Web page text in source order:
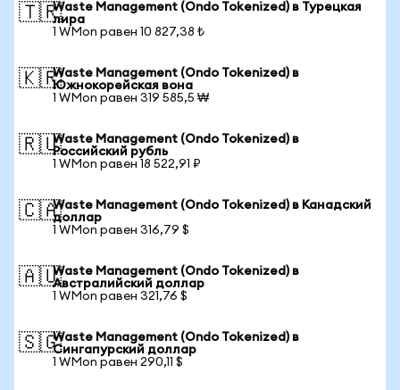
🇹🇷Waste Management (Ondo Tokenized) в Турецкая
лира
1 WMon равен 10 827,38 ₺
🇰🇷Waste Management (Ondo Tokenized) в
Южнокорейская вона
1 WMon равен 319 585,5 ₩
🇷🇺Waste Management (Ondo Tokenized) в
Российский рубль
1 WMon равен 18 522,91 ₽
🇨🇦Waste Management (Ondo Tokenized) в Канадский
доллар
1 WMon равен 316,79 $
🇦🇺Waste Management (Ondo Tokenized) в
Австралийский доллар
1 WMon равен 321,76 $
🇸🇬Waste Management (Ondo Tokenized) в
Сингапурский доллар
1 WMon равен 290,11 $